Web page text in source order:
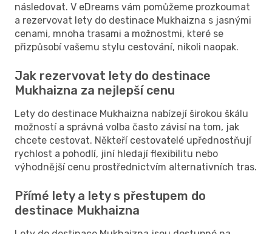
následovat. V eDreams vám pomůžeme prozkoumat
a rezervovat lety do destinace Mukhaizna s jasnými
cenami, mnoha trasami a možnostmi, které se
přizpůsobí vašemu stylu cestování, nikoli naopak.
Jak rezervovat lety do destinace
Mukhaizna za nejlepší cenu
Lety do destinace Mukhaizna nabízejí širokou škálu
možností a správná volba často závisí na tom, jak
chcete cestovat. Někteří cestovatelé upřednostňují
rychlost a pohodlí, jiní hledají flexibilitu nebo
výhodnější cenu prostřednictvím alternativních tras.
Přímé lety a lety s přestupem do
destinace Mukhaizna